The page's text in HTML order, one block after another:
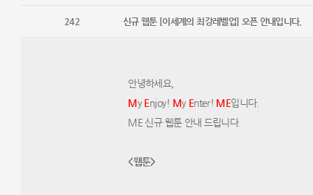
242 신규 웹툰 [이세계의 최강레벨업] 오픈 안내입니다.
안녕하세요,
My Enjoy! M​y Enter! ​ ME입니다.
ME 신규 웹툰 안내 드립니다.​
<웹툰>